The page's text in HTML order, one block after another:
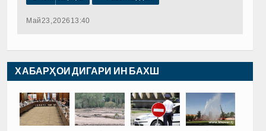
Май 23, 2026 13:40
ХАБАРҲОИ ДИГАРИ ИН БАХШ